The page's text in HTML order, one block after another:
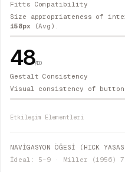
Fitts Compatibility
Size appropriateness of
158px (Avg).
48/100
Gestalt Consistency
Visual consistency of
Etkileşim Elementleri
NAVİGASYON ÖĞESİ (HICK
İdeal: 5–9 · Miller (1956)